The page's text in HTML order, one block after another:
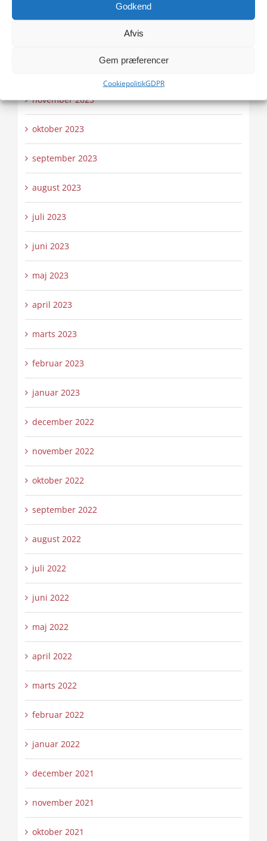
Godkend
Afvis
Gem præferencer
CookiepolitikGDPR
november 2023
oktober 2023
september 2023
august 2023
juli 2023
juni 2023
maj 2023
april 2023
marts 2023
februar 2023
januar 2023
december 2022
november 2022
oktober 2022
september 2022
august 2022
juli 2022
juni 2022
maj 2022
april 2022
marts 2022
februar 2022
januar 2022
december 2021
november 2021
oktober 2021